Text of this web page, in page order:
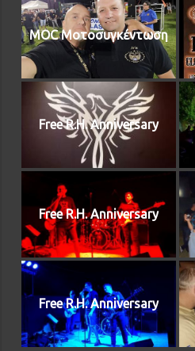
MOC Μοτοσυγκέντωση
Free R.H. Anniversary
Free R.H. Anniversary
Free R.H. Anniversary